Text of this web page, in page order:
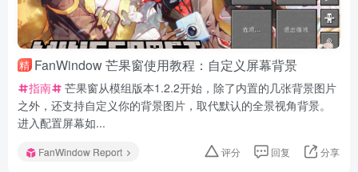
精 FanWindow 芒果窗使用教程：自定义屏幕背景
指南
芒果窗从模组版本1.2.2开始，除了内置的几张背景图片
之外，还支持自定义你的背景图片，取代默认的全景视角背景。
进入配置屏幕如...
FanWindow Report 评分 回复 分享